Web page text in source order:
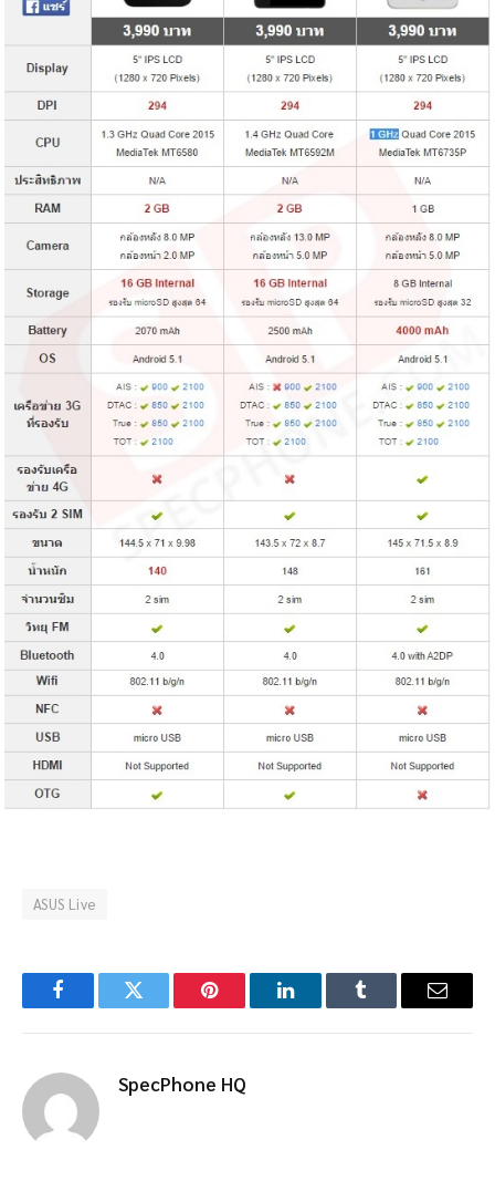
ASUS Live
FacebookTwitter Pinterest LinkedInTumblr Email
SpecPhone HQ